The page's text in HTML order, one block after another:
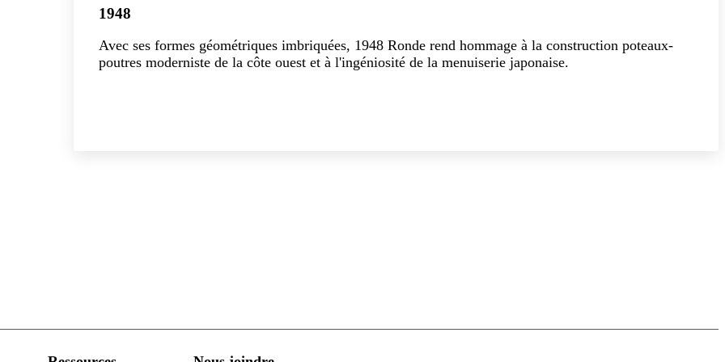
1948
Avec ses formes géométriques imbriquées, 1948 Ronde rend hommage à la construction poteaux-
poutres moderniste de la côte ouest et à l'ingéniosité de la menuiserie japonaise.